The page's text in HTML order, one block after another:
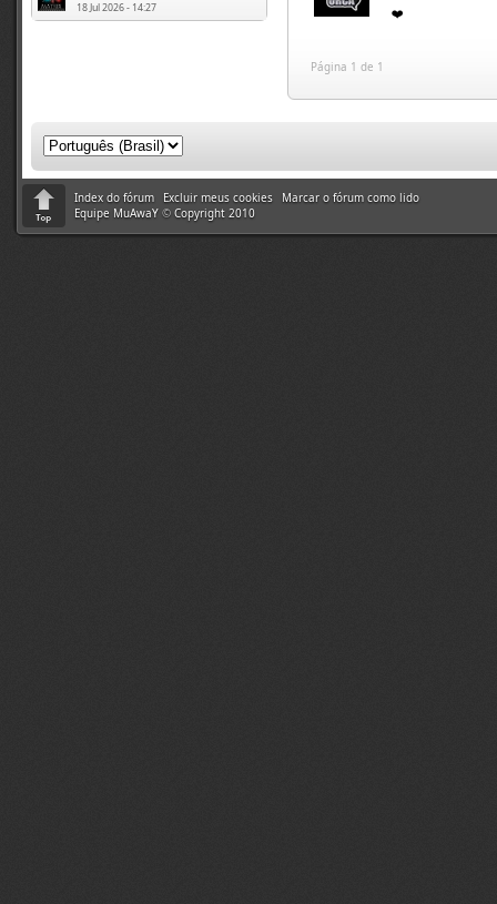
18 Jul 2026 - 14:27 ​❤️​
Página 1 de 1
Index do fórum Excluir meus cookies
Marcar o fórum como lido
Equipe MuAwaY © Copyright 2010